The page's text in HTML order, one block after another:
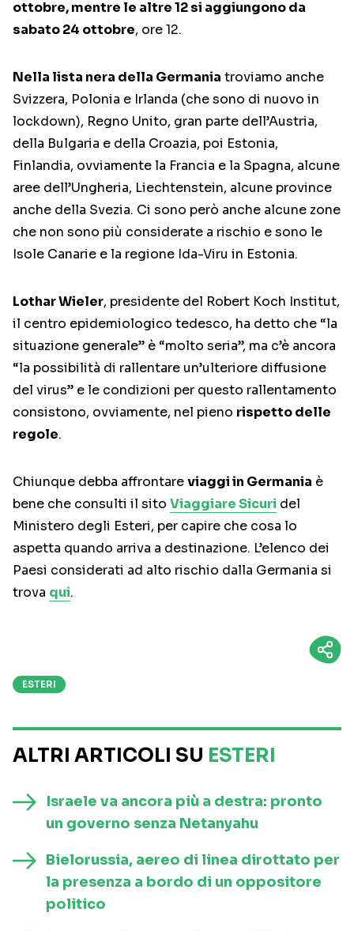
ottobre, mentre le altre 12 si aggiungono da
sabato 24 ottobre, ore 12.
Nella lista nera della Germania troviamo anche
Svizzera, Polonia e Irlanda (che sono di nuovo in
lockdown), Regno Unito, gran parte dell’Austria,
della Bulgaria e della Croazia, poi Estonia,
Finlandia, ovviamente la Francia e la Spagna, alcune
aree dell’Ungheria, Liechtenstein, alcune province
anche della Svezia. Ci sono però anche alcune zone
che non sono più considerate a rischio e sono le
Isole Canarie e la regione Ida-Viru in Estonia.
Lothar Wieler, presidente del Robert Koch Institut,
il centro epidemiologico tedesco, ha detto che “la
situazione generale” è “molto seria”, ma c’è ancora
“la possibilità di rallentare un’ulteriore diffusione
del virus” e le condizioni per questo rallentamento
consistono, ovviamente, nel pieno rispetto delle
regole.
Chiunque debba affrontareviaggi in Germania è
bene che consulti il sito Viaggiare Sicuri del
Ministero degli Esteri, per capire che cosa lo
aspetta quando arriva a destinazione. L’elenco dei
Paesi considerati ad alto rischio dalla Germania si
trova qui.
ESTERI
ALTRI ARTICOLI SU ESTERI
Israele va ancora più a destra: pronto
un governo senza Netanyahu
Bielorussia, aereo di linea dirottato per
la presenza a bordo di un oppositore
politico